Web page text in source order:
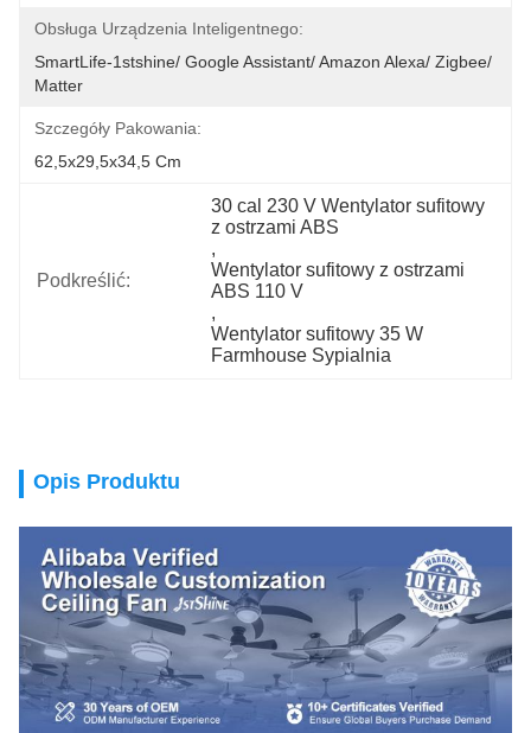
Obsługa Urządzenia Inteligentnego:
SmartLife-1stshine/ Google Assistant/ Amazon Alexa/ Zigbee/
Matter
Szczegóły Pakowania:
62,5x29,5x34,5 Cm
Podkreślić:
30 cal 230 V Wentylator sufitowy
z ostrzami ABS
,
Wentylator sufitowy z ostrzami
ABS 110 V
,
Wentylator sufitowy 35 W
Farmhouse Sypialnia
Opis Produktu